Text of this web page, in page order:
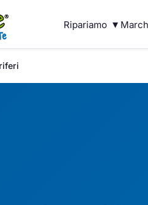
Ripariamo ▾